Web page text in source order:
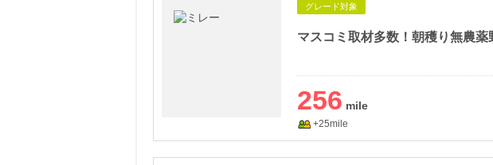
グレード対象
256
+25mile